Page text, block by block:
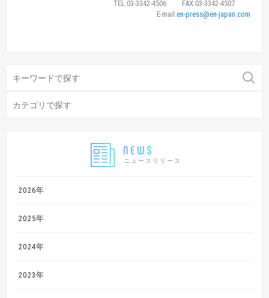
ニュースリリース
2026年
2025年
2024年
2023年
TEL:03-3342-4506 FAX:03-3342-4507
E-mail:en-press@en-japan.com